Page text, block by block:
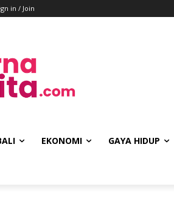
in / Join
EKONOMI GAYA HIDUP